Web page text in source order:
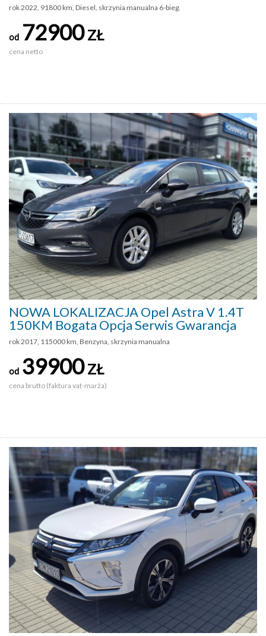
rok 2022, 91800 km, Diesel, skrzynia manualna 6-bieg.
od 72900ZŁ
cena netto
NOWA LOKALIZACJA Opel Astra V 1.4T
150KM Bogata Opcja Serwis Gwarancja
rok 2017, 115000 km, Benzyna, skrzynia manualna
od 39900ZŁ
cena brutto (faktura vat-marża)